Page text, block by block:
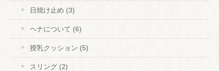
日焼け止め (3)
ヘナについて (6)
授乳クッション (5)
スリング (2)